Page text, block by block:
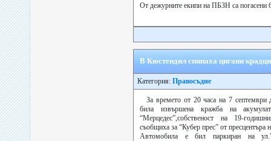
От дежурните екипи на ПБЗН са
В Кюстендил спипаха цигани
Категория: Правосъдие
За времето от 20 часа на 7
била извършена кражба на
“Мерцедес”,собственост на 19-
съобщиха за “Кубер прес” от пресцентъра
Автомобила е бил паркиран на